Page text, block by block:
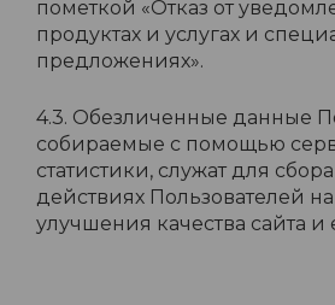
пометкой «Отказ от
продуктах и услугах и
предложениях».
4.3. Обезличенные данные
собираемые с помощью
статистики, служат для
действиях Пользователей на
улучшения качества сайта